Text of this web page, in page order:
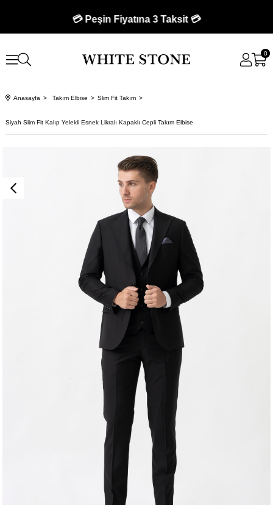
💳 Peşin Fiyatına 3 Taksit 💳
0
Anasayfa Takım Elbise Slim Fit Takım
Siyah Slim Fit Kalıp Yelekli Esnek Likralı Kapaklı Cepli Takım Elbise